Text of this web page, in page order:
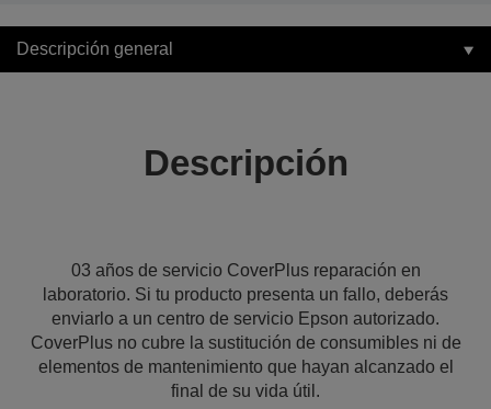
Descripción general
Descripción
03 años de servicio CoverPlus reparación en
laboratorio. Si tu producto presenta un fallo, deberás
enviarlo a un centro de servicio Epson autorizado.
CoverPlus no cubre la sustitución de consumibles ni de
elementos de mantenimiento que hayan alcanzado el
final de su vida útil.